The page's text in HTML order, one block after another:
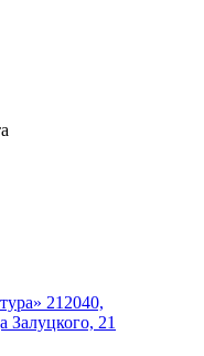
212040,
Залуцкого, 21